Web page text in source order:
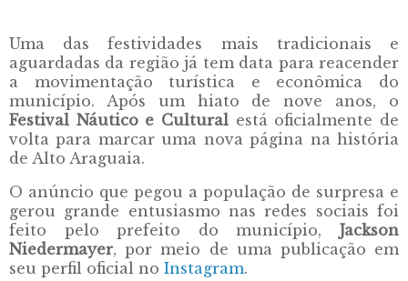
Uma das festividades mais tradicionais e
aguardadas da região já tem data para reacender
a movimentação turística e econômica do
município. Após um hiato de nove anos, o
Festival Náutico e Cultural está oficialmente de
volta para marcar uma nova página na história
de Alto Araguaia.
O anúncio que pegou a população de surpresa e
gerou grande entusiasmo nas redes sociais foi
feito pelo prefeito do município, Jackson
Niedermayer, por meio de uma publicação em
seu perfil oficial no Instagram.